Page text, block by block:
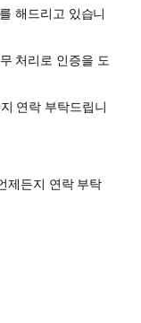
해드리고 있습니
처리로 인증을 도
연락 부탁드립니
제든지 연락 부탁